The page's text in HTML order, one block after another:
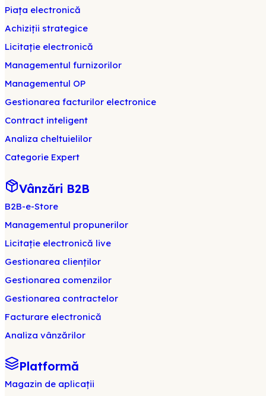
Piața electronică
Achiziții strategice
Licitație electronică
Managementul furnizorilor
Managementul OP
Gestionarea facturilor electronice
Contract inteligent
Analiza cheltuielilor
Categorie Expert
Vânzări B2B
B2B-e-Store
Managementul propunerilor
Licitație electronică live
Gestionarea clienților
Gestionarea comenzilor
Gestionarea contractelor
Facturare electronică
Analiza vânzărilor
Platformă
Magazin de aplicații